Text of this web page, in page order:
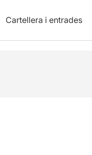
Cartellera i entrades